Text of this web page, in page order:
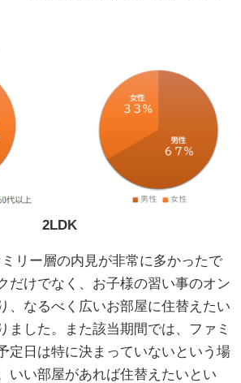
2LDK
リー層の内見が非常に多かったで
だけでなく、お子様の習い事のオン
、なるべく広いお部屋に住替えたい
ました。また該当期間では、ファミ
定日は特に決まっていないという場
いい部屋があれば住替えたいとい